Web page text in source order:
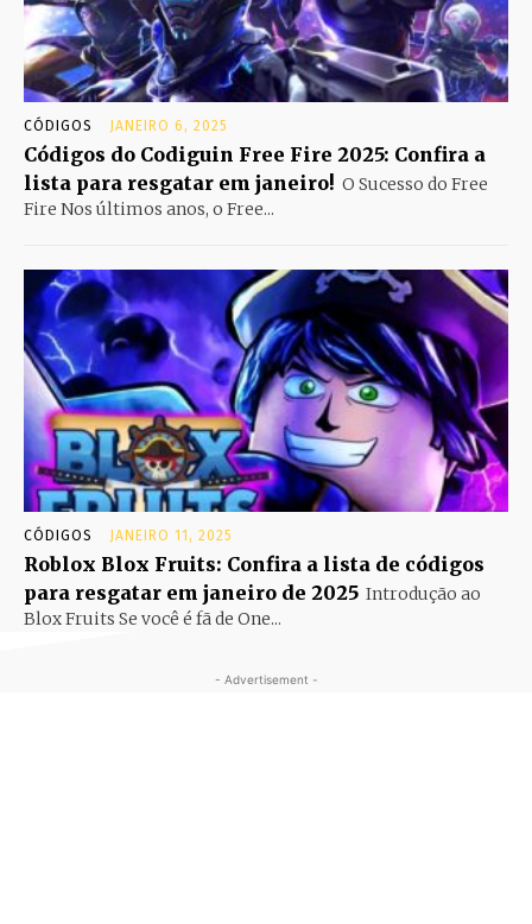
CÓDIGOS JANEIRO 6, 2025
Códigos do Codiguin Free Fire 2025: Confira a
lista para resgatar em janeiro! O Sucesso do Free
Fire Nos últimos anos, o Free...
CÓDIGOS JANEIRO 11, 2025
Roblox Blox Fruits: Confira a lista de códigos
para resgatar em janeiro de 2025 Introdução ao
Blox Fruits Se você é fã de One...
- Advertisement -